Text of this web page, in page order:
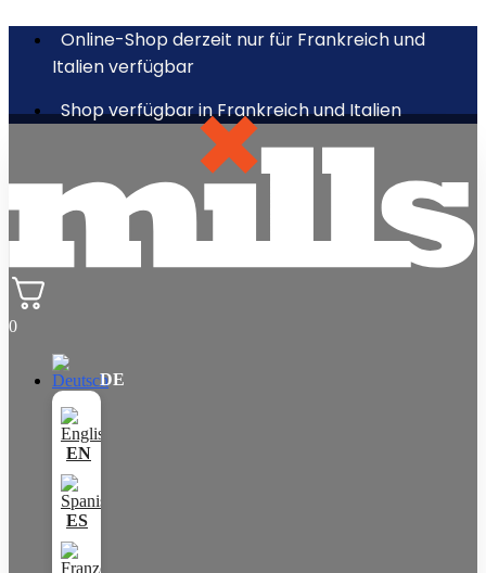
Online-Shop derzeit nur für Frankreich und
Italien verfügbar
Shop verfügbar in Frankreich und Italien
0